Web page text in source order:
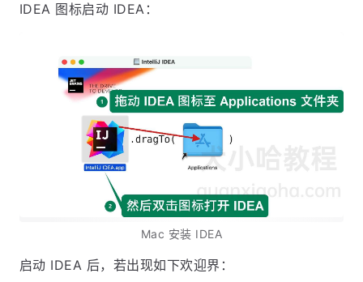
IDEA 图标启动 IDEA：
Mac 安装 IDEA
启动 IDEA 后，若出现如下欢迎界：